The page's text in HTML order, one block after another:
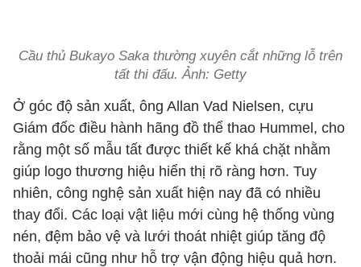
Cầu thủ Bukayo Saka thường xuyên cắt những lỗ trên
tất thi đấu. Ảnh: Getty
Ở góc độ sản xuất, ông Allan Vad Nielsen, cựu
Giám đốc điều hành hãng đồ thể thao Hummel, cho
rằng một số mẫu tất được thiết kế khá chặt nhằm
giúp logo thương hiệu hiển thị rõ ràng hơn. Tuy
nhiên, công nghệ sản xuất hiện nay đã có nhiều
thay đổi. Các loại vật liệu mới cùng hệ thống vùng
nén, đệm bảo vệ và lưới thoát nhiệt giúp tăng độ
thoải mái cũng như hỗ trợ vận động hiệu quả hơn.